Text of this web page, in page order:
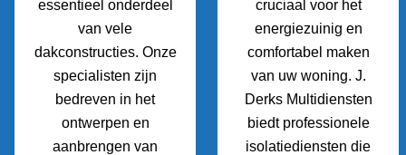
essentieel onderdeel
van vele
dakconstructies. Onze
specialisten zijn
bedreven in het
ontwerpen en
aanbrengen van
cruciaal voor het
energiezuinig en
comfortabel maken
van uw woning. J.
Derks Multidiensten
biedt professionele
isolatiediensten die